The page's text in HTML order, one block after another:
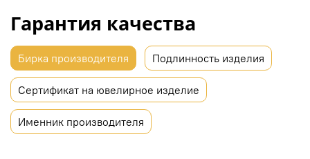
Гарантия качества
Бирка производителя Подлинность изделия
Сертификат на ювелирное изделие
Именник производителя